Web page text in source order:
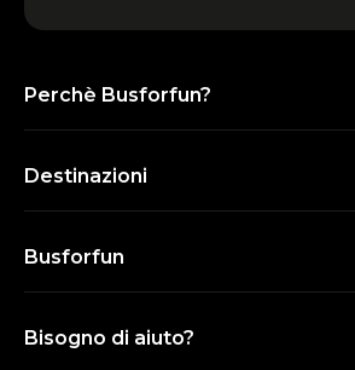
Perchè Busforfun?
Destinazioni
Busforfun
Bisogno di aiuto?